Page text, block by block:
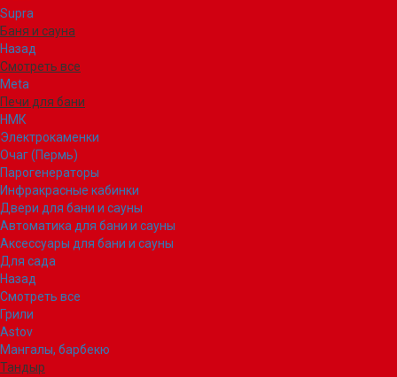
Supra
Баня и сауна
Назад
Смотреть все
Meta
Печи для бани
НМК
Электрокаменки
Очаг (Пермь)
Парогенераторы
Инфракрасные кабинки
Двери для бани и сауны
Автоматика для бани и сауны
Аксессуары для бани и сауны
Для сада
Назад
Смотреть все
Грили
Astov
Мангалы, барбекю
Тандыр